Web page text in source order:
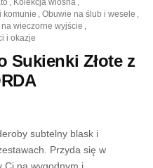
, kolekcja wiosna ,
komunie , obuwie na ślub i wesele ,
na wieczorne wyjście ,
i okazje
Sukienki Złote z
subtelny blask i
Przyda się w